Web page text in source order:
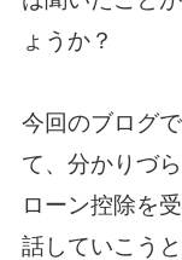
ょうか？
今回のブログ
て、分かりづ
ローン控除を
話していこうと